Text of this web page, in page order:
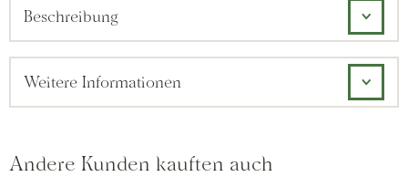
Beschreibung
Weitere Informationen
Andere Kunden kauften auch